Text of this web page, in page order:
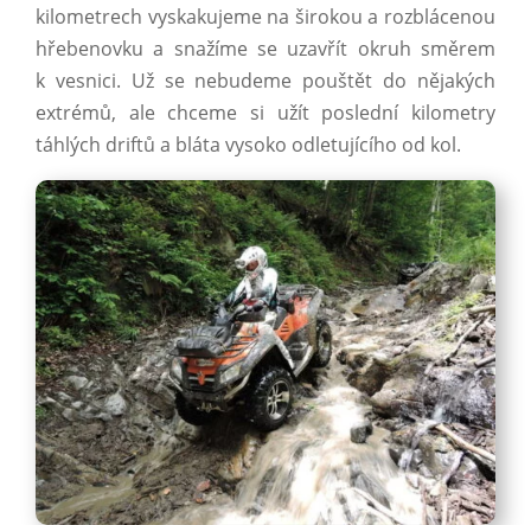
kilometrech vyskakujeme na širokou a rozblácenou
hřebenovku a snažíme se uzavřít okruh směrem
k vesnici. Už se nebudeme pouštět do nějakých
extrémů, ale chceme si užít poslední kilometry
táhlých driftů a bláta vysoko odletujícího od kol.